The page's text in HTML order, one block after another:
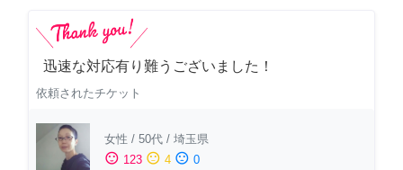
迅速な対応有り難うございました！
依頼されたチケット
女性 / 50代 / 埼玉県
sentiment_satisfied 123 sentiment_neutral 4 sentiment_dissatisfied 0